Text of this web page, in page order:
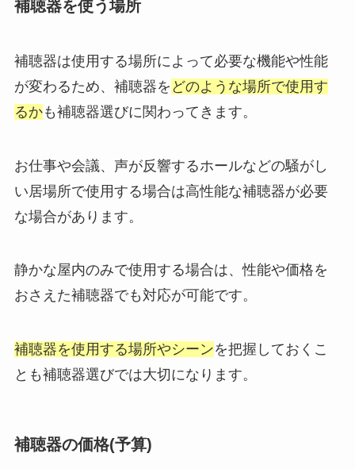
補聴器を使う場所
補聴器は使用する場所によって必要な機能や性能
が変わるため、補聴器を どのような場所で使用す
るかも補聴器選びに関わってきます。
お仕事や会議、声が反響するホールなどの騒がし
い居場所で使用する場合は高性能な補聴器が必要
な場合があります。
静かな屋内のみで使用する場合は、性能や価格を
おさえた補聴器でも対応が可能です。
補聴器を使用する場所やシーンを把握しておくこ
とも補聴器選びでは大切になります。
補聴器の価格(予算)